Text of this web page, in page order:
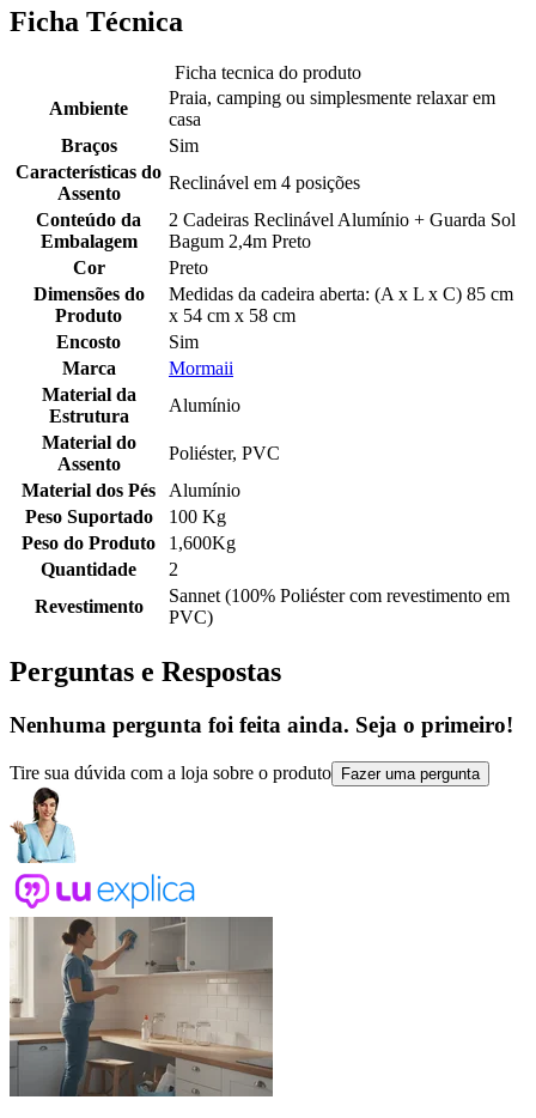
Ficha Técnica
Ficha tecnica do produto
Ambiente
Praia, camping ou simplesmente relaxar em
casa
Braços
Sim
Características do
Assento
Reclinável em 4 posições
Conteúdo da
Embalagem
2 Cadeiras Reclinável Alumínio + Guarda Sol
Bagum 2,4m Preto
Cor
Preto
Dimensões do
Produto
Medidas da cadeira aberta: (A x L x C) 85 cm
x 54 cm x 58 cm
Encosto
Sim
Marca
Mormaii
Material da
Estrutura
Alumínio
Material do
Assento
Poliéster, PVC
Material dos Pés
Alumínio
Peso Suportado
100 Kg
Peso do Produto
1,600Kg
Quantidade
2
Revestimento
Sannet (100% Poliéster com revestimento em
PVC)
Perguntas e Respostas
Nenhuma pergunta foi feita ainda. Seja o primeiro!
Tire sua dúvida com a loja sobre o produto Fazer uma pergunta